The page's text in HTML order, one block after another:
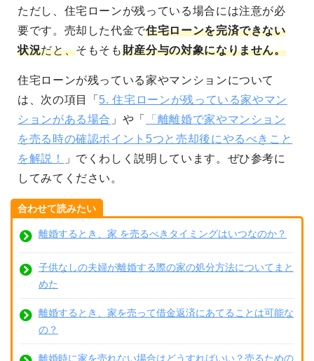
ただし、住宅ローンが残っている場合には注意が必
要です。売却した代金で住宅ローンを完済できない
状況だと、そもそも財産分与の対象になりません。
住宅ローンが残っている家やマンションについて
は、次の項目「 5. 住宅ローンが残っている家やマン
ションがある場合 」や「
「離離婚で家やマンション
を売る時の確認ポイント5つと売却後にやるべきこと
を解説！
」でくわしく説明しています。ぜひ参考に
してみてください。
合わせて読みたい
離婚するとき、家 を売るべきタイミングはいつなのか？
子供なしの夫婦が離婚する際の家の処分方法についてまと
めた
離婚するとき、家を売って借金返済にあてることは可能な
の？
離婚時に家を売れない場合はどうすればいい？売るための